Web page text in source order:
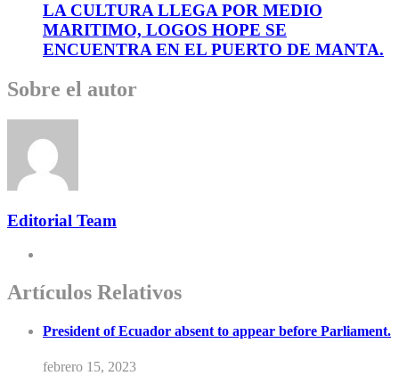
LA CULTURA LLEGA POR MEDIO
MARITIMO, LOGOS HOPE SE
ENCUENTRA EN EL PUERTO DE MANTA.
Sobre el autor
Editorial Team
Artículos Relativos
President of Ecuador absent to appear before Parliament.
febrero 15, 2023